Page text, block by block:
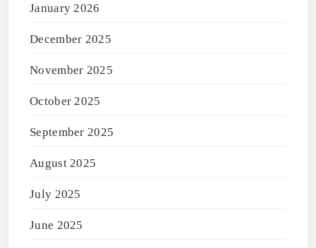
January 2026
December 2025
November 2025
October 2025
September 2025
August 2025
July 2025
June 2025